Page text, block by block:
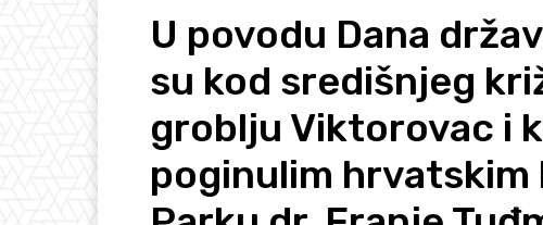
U povodu Dana
su kod središnjeg
groblju Viktorovac i
poginulim hrvatskim